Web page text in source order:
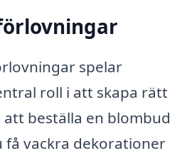
spelar
roll i att skapa rätt
att beställa en blombud
få vackra dekorationer